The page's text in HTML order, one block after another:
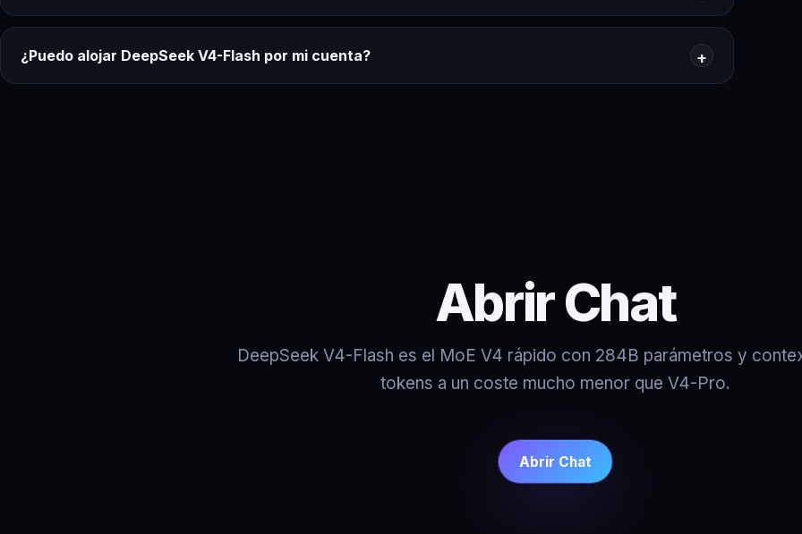
¿Puedo alojar DeepSeek V4-Flash por mi cuenta?
Abrir Chat
DeepSeek V4-Flash es el MoE V4 rápido con 284B parámetros y
tokens a un coste mucho menor que V4-Pro.
Abrir Chat